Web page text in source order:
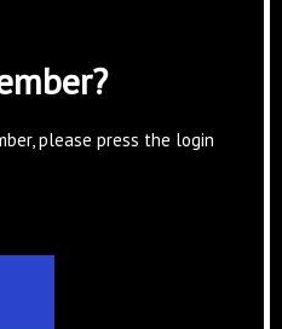
please press the login